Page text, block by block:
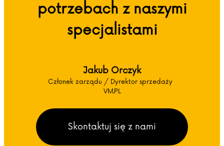
potrzebach z naszymi
specjalistami
Jakub Orczyk
Członek zarządu / Dyrektor sprzedaży
VM.PL
Skontaktuj się z nami